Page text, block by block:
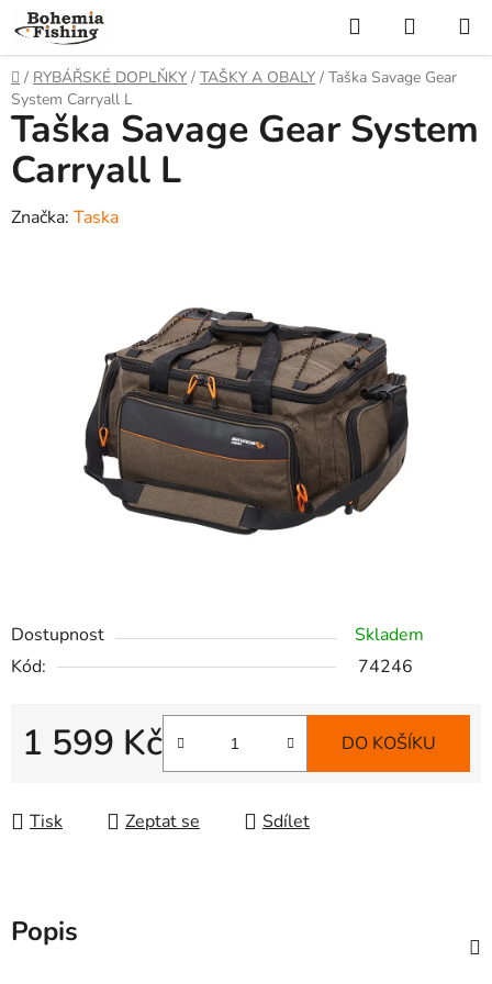
Přejít
na
obsah
Hledat
KOŠÍK
Domů
/ RYBÁŘSKÉ DOPLŇKY / TAŠKY A OBALY / Taška Savage Gear
System Carryall L
Dostupnost
Skladem
Kód:
74246
1 599 Kč DO KOŠÍKU
Tisk Zeptat se Sdílet
Taška Savage Gear System
Carryall L
Značka: Taska
Popis